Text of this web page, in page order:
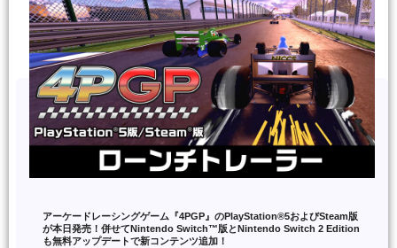
アーケードレーシングゲーム『4PGP』のPlayStation®5およびSteam版
が本日発売！併せてNintendo Switch™版とNintendo Switch 2 Edition
も無料アップデートで新コンテンツ追加！